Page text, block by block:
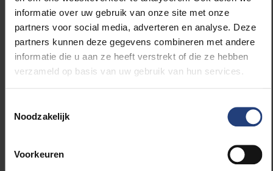
informatie over uw gebruik van onze site met onze
partners voor social media, adverteren en analyse. Deze
partners kunnen deze gegevens combineren met andere
informatie die u aan ze heeft verstrekt of die ze hebben
verzameld op basis van uw gebruik van hun services.
Noodzakelijk
Voorkeuren
vertrouwen en de waarde van hun
bedrijfsgegevens kunnen maximaliseren”.